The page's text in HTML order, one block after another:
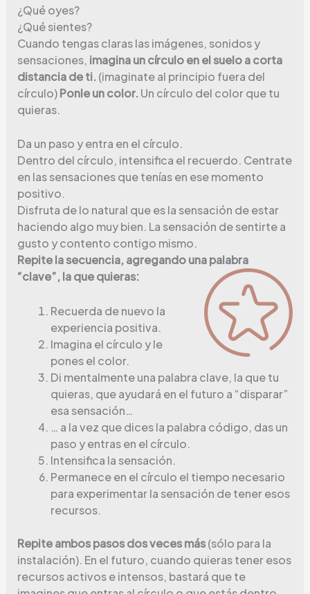
¿Qué oyes?
¿Qué sientes?
Cuando tengas claras las imágenes, sonidos y
sensaciones, imagina un círculo en el suelo a corta
distancia de ti.(imaginate al principio fuera del
círculo)Ponle un color.Un círculo del color que tu
quieras.
Da un paso y entra en el círculo.
Dentro del círculo, intensifica el recuerdo. Centrate
en las sensaciones que tenías en ese momento
positivo.
Disfruta de lo natural que es la sensación de estar
haciendo algo muy bien. La sensación de sentirte a
gusto y contento contigo mismo.
Repite la secuencia, agregando una palabra
“clave”, la que quieras:
Recuerda de nuevo la
experiencia positiva.
Imagina el círculo y le
pones el color.
Di mentalmente una palabra clave, la que tu
quieras, que ayudará en el futuro a “disparar”
esa sensación…
… a la vez que dices la palabra código, das un
paso y entras en el círculo.
Intensifica la sensación.
Permanece en el círculo el tiempo necesario
para experimentar la sensación de tener esos
recursos.
Repite ambos pasos dos veces más(sólo para la
instalación). En el futuro, cuando quieras tener esos
recursos activos e intensos, bastará que te